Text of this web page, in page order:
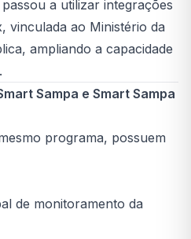
a utilizar integrações
vinculada ao Ministério da
ampliando a capacidade
Sampa e Smart Sampa
programa, possuem
de monitoramento da